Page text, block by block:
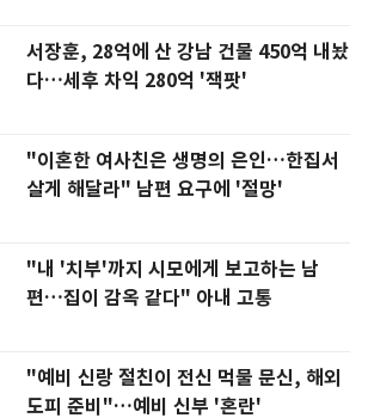
서장훈, 28억에 산 강남 건물 450억 내놨
다…세후 차익 280억 '잭팟'
"이혼한 여사친은 생명의 은인…한집서
살게 해달라" 남편 요구에 '절망'
"내 '치부'까지 시모에게 보고하는 남
편…집이 감옥 같다" 아내 고통
"예비 신랑 절친이 전신 먹물 문신, 해외
도피 준비"…예비 신부 '혼란'